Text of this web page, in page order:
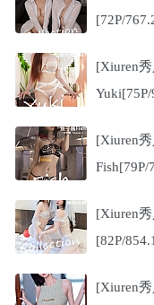
[72P/
[Xiuren
[Xiuren
Fish[79P/
[Xiuren
[82P/
[Xiuren